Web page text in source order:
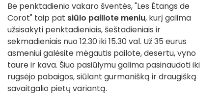
Be penktadienio vakaro šventės, "Les Étangs de
Corot" taip pat siūlo paillote meniu, kurį galima
užsisakyti penktadieniais, šeštadieniais ir
sekmadieniais nuo 12.30 iki 15.30 val. Už 35 eurus
asmeniui galėsite mėgautis pailote, desertu, vyno
taure ir kava. Šiuo pasiūlymu galima pasinaudoti iki
rugsėjo pabaigos, siūlant gurmanišką ir draugišką
savaitgalio pietų variantą.